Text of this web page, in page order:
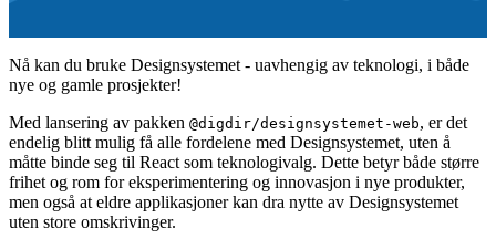
Nå kan du bruke Designsystemet - uavhengig av teknologi, i både
nye og gamle prosjekter!
Med lansering av pakken @digdir/designsystemet-web, er det
endelig blitt mulig få alle fordelene med Designsystemet, uten å
måtte binde seg til React som teknologivalg. Dette betyr både større
frihet og rom for eksperimentering og innovasjon i nye produkter,
men også at eldre applikasjoner kan dra nytte av Designsystemet
uten store omskrivinger.